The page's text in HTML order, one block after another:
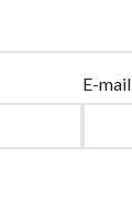
E-mail